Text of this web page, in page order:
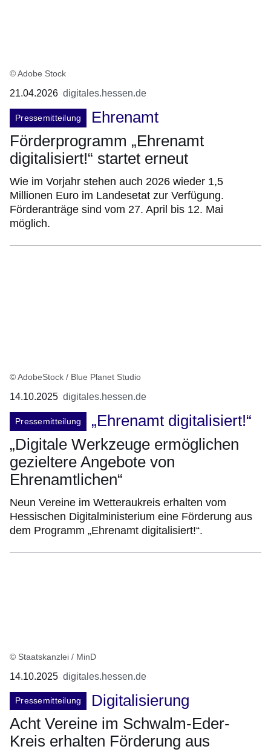
© Adobe Stock
21.04.2026 digitales.hessen.de
Pressemitteilung
Ehrenamt
Förderprogramm „Ehrenamt
digitalisiert!“ startet erneut
Wie im Vorjahr stehen auch 2026 wieder 1,5
Millionen Euro im Landesetat zur Verfügung.
Förderanträge sind vom 27. April bis 12. Mai
möglich.
© AdobeStock / Blue Planet Studio
14.10.2025 digitales.hessen.de
Pressemitteilung
„Ehrenamt digitalisiert!“
„Digitale Werkzeuge ermöglichen
gezieltere Angebote von
Ehrenamtlichen“
Neun Vereine im Wetteraukreis erhalten vom
Hessischen Digitalministerium eine Förderung aus
dem Programm „Ehrenamt digitalisiert!“.
© Staatskanzlei / MinD
14.10.2025 digitales.hessen.de
Pressemitteilung
Digitalisierung
Acht Vereine im Schwalm-Eder-
Kreis erhalten Förderung aus